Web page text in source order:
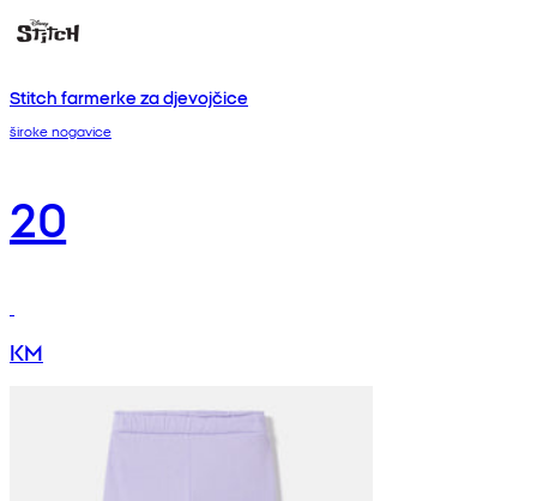
Stitch farmerke za djevojčice
široke nogavice
20
KM